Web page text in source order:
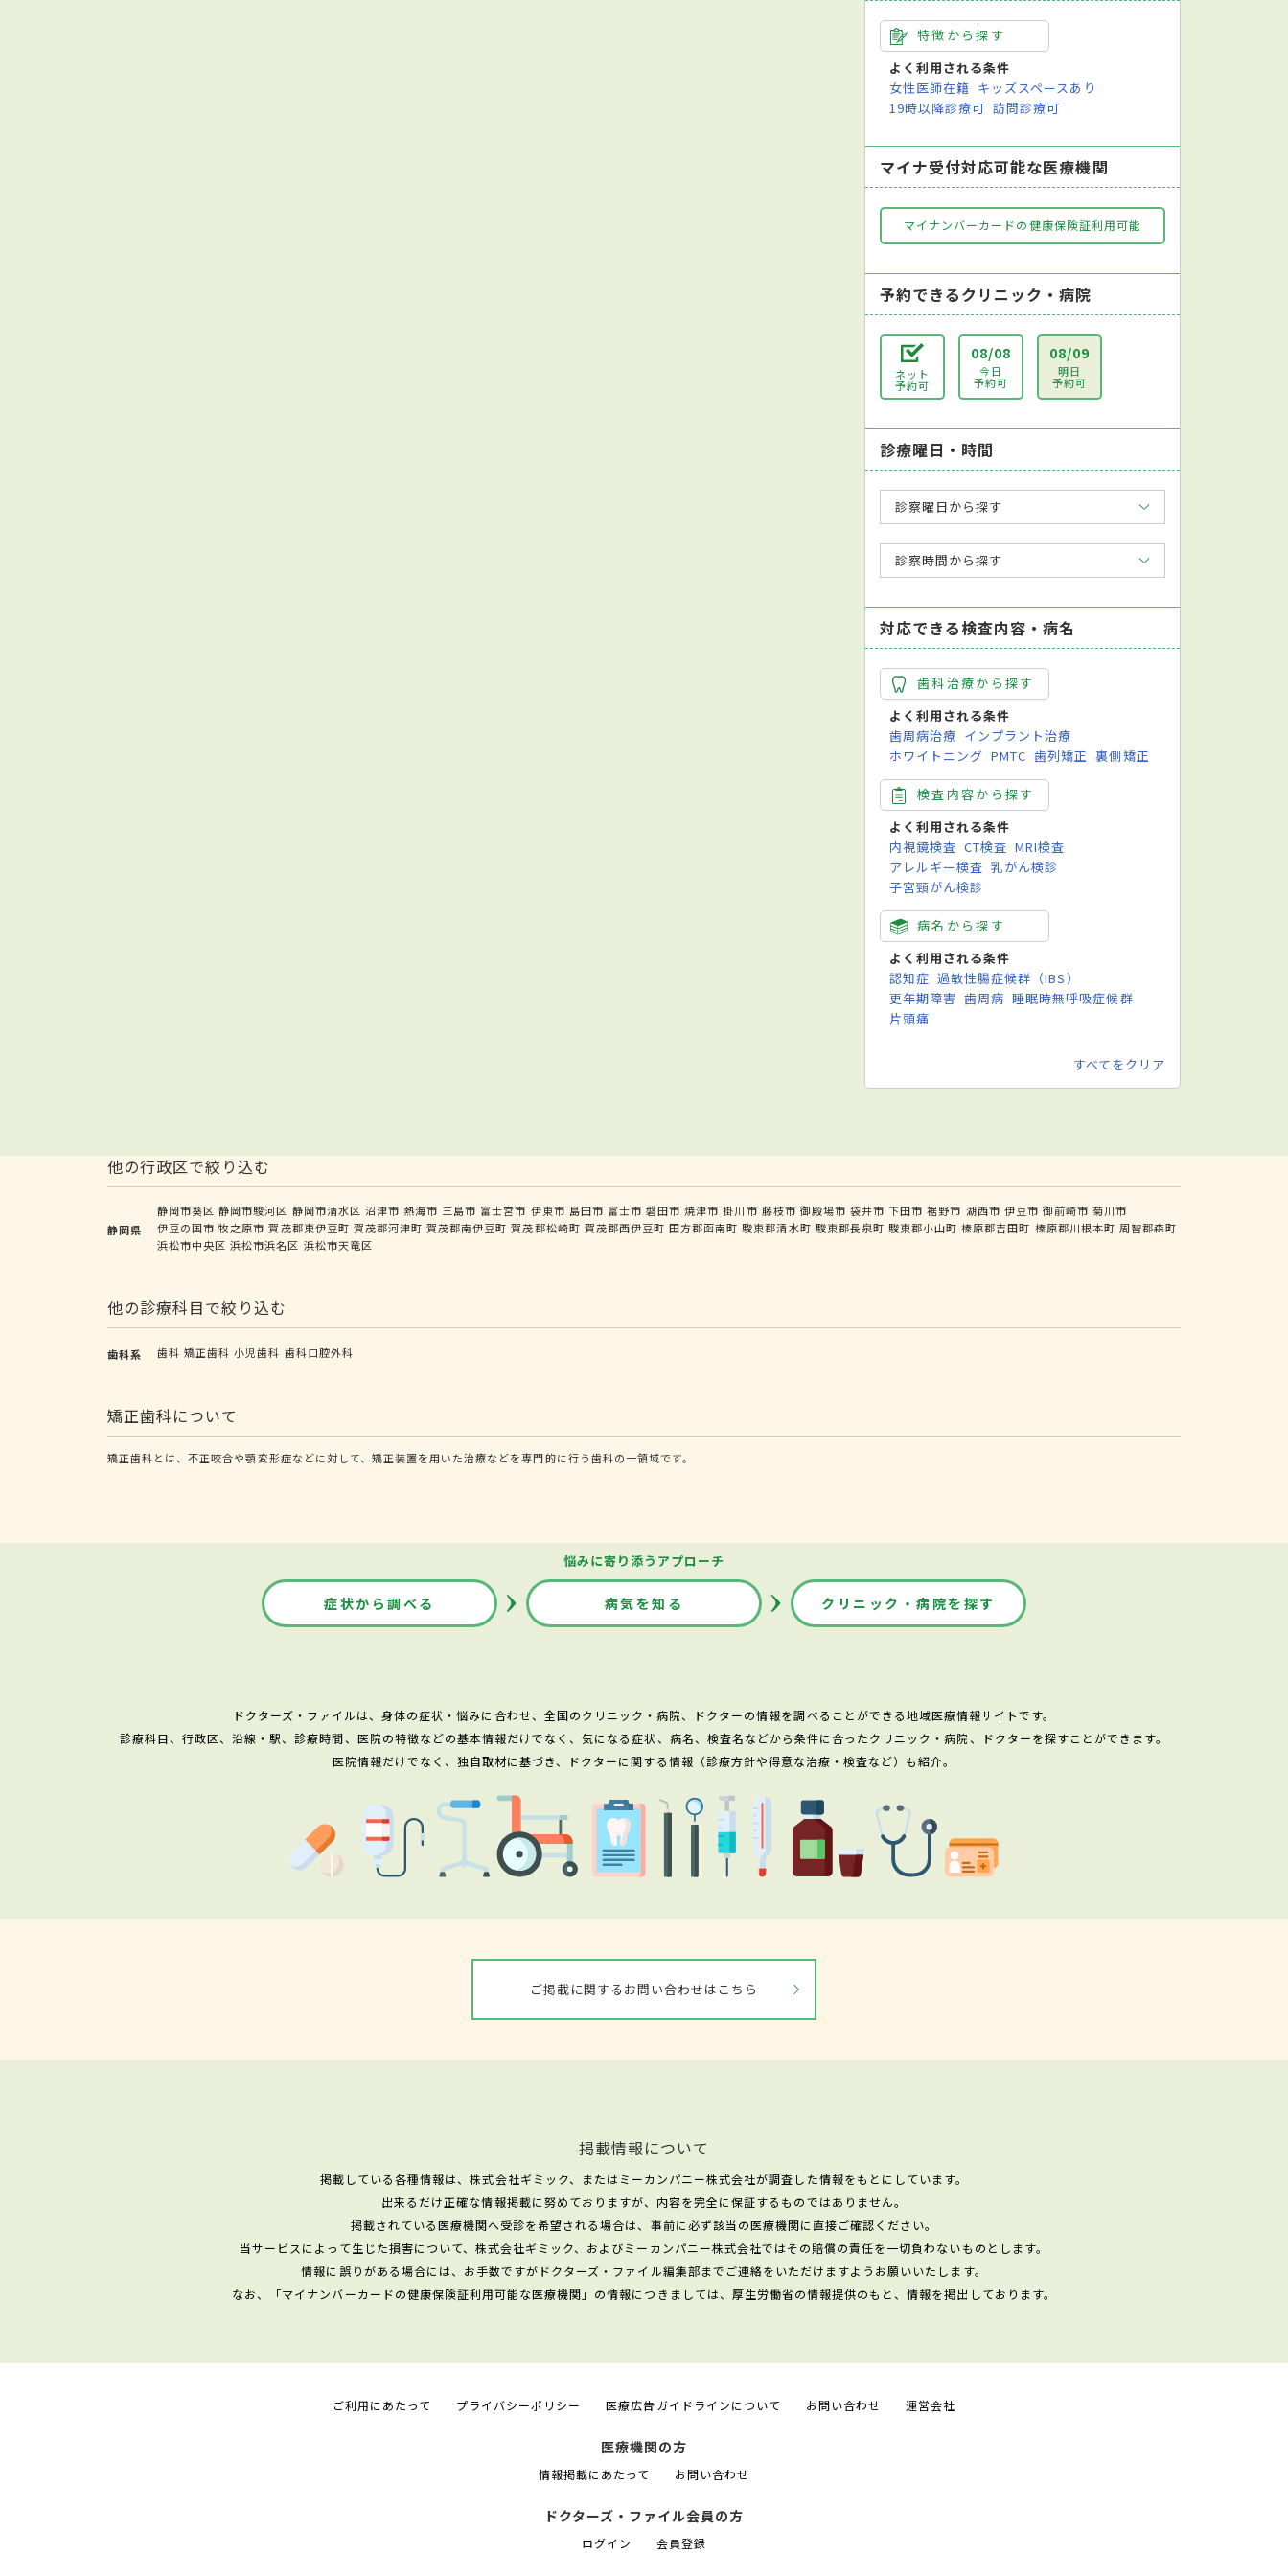
特徴から探す
よく利用される条件
女性医師在籍 キッズスペースあり
19時以降診療可 訪問診療可
マイナ受付対応可能な医療機関
マイナンバーカードの健康保険証利用可能
予約できるクリニック・病院
ネット
予約可
08/08
今日
予約可
08/09
明日
予約可
診療曜日・時間
診察曜日から探す
診察時間から探す
対応できる検査内容・病名
歯科治療から探す
よく利用される条件
歯周病治療 インプラント治療
ホワイトニング PMTC 歯列矯正 裏側矯正
検査内容から探す
よく利用される条件
内視鏡検査 CT検査 MRI検査
アレルギー検査 乳がん検診
子宮頸がん検診
病名から探す
よく利用される条件
認知症 過敏性腸症候群（IBS）
更年期障害 歯周病 睡眠時無呼吸症候群
片頭痛
すべてをクリア
他の行政区で絞り込む
静岡県
静岡市葵区 静岡市駿河区 静岡市清水区 沼津市 熱海市 三島市 富士宮市 伊東市 島田市 富士市 磐田市 焼津市 掛川市 藤枝市 御殿場市 袋井市 下田市 裾野市 湖西市 伊豆市 御前崎市 菊川市
伊豆の国市 牧之原市 賀茂郡東伊豆町 賀茂郡河津町 賀茂郡南伊豆町 賀茂郡松崎町 賀茂郡西伊豆町 田方郡函南町 駿東郡清水町 駿東郡長泉町 駿東郡小山町 榛原郡吉田町 榛原郡川根本町 周智郡森町
浜松市中央区 浜松市浜名区 浜松市天竜区
他の診療科目で絞り込む
歯科系 歯科 矯正歯科 小児歯科 歯科口腔外科
矯正歯科について
矯正歯科とは、不正咬合や顎変形症などに対して、矯正装置を用いた治療などを専門的に行う歯科の一領域です。
悩みに寄り添うアプローチ
症状から調べる 病気を知る クリニック・病院を探す
ドクターズ・ファイルは、身体の症状・悩みに合わせ、全国のクリニック・病院、ドクターの情報を調べることができる地域医療情報サイトです。
診療科目、行政区、沿線・駅、診療時間、医院の特徴などの基本情報だけでなく、気になる症状、病名、検査名などから条件に合ったクリニック・病院、ドクターを探すことができます。
医院情報だけでなく、独自取材に基づき、ドクターに関する情報（診療方針や得意な治療・検査など）も紹介。
ご掲載に関するお問い合わせはこちら
掲載情報について
掲載している各種情報は、株式会社ギミック、またはミーカンパニー株式会社が調査した情報をもとにしています。
出来るだけ正確な情報掲載に努めておりますが、内容を完全に保証するものではありません。
掲載されている医療機関へ受診を希望される場合は、事前に必ず該当の医療機関に直接ご確認ください。
当サービスによって生じた損害について、株式会社ギミック、およびミーカンパニー株式会社ではその賠償の責任を一切負わないものとします。
情報に誤りがある場合には、お手数ですがドクターズ・ファイル編集部までご連絡をいただけますようお願いいたします。
なお、「マイナンバーカードの健康保険証利用可能な医療機関」の情報につきましては、厚生労働省の情報提供のもと、情報を掲出しております。
ご利用にあたって プライバシーポリシー 医療広告ガイドラインについて お問い合わせ 運営会社
医療機関の方
情報掲載にあたって お問い合わせ
ドクターズ・ファイル会員の方
ログイン 会員登録